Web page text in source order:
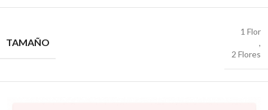
TAMAÑO
1 Flor
,
2 Flores